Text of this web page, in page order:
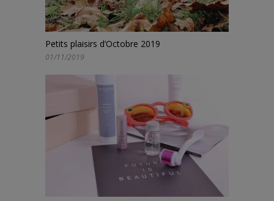
Petits plaisirs d’Octobre 2019
01/11/2019